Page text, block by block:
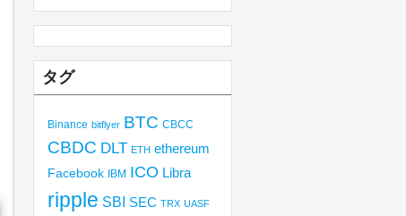
タグ
Binance bitflyer BTC CBCC
CBDC DLT ETH ethereum
Facebook IBM ICO Libra
ripple SBI SEC TRX UASF